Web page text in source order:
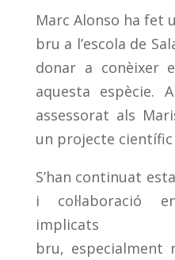
Marc Alonso ha fet
bru a l’escola de
donar a conèixer
aquesta espècie.
assessorat als
un projecte científic
S’han continuat
i col·laboració
bru, especialment